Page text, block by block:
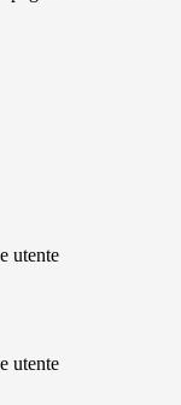
utente
utente